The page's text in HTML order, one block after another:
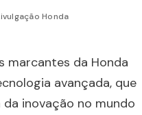
Honda
marcantes da Honda
avançada, que
inovação no mundo